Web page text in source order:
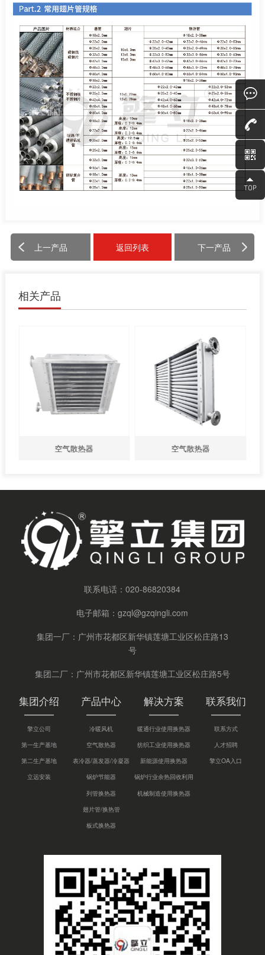
上一产品 返回列表 下一产品
相关产品
空气散热器 空气散热器
联系电话：020-86820384
电子邮箱：gzql@gzqingli.com
集团一厂：广州市花都区新华镇莲塘工业区松庄路13
号
集团二厂：广州市花都区新华镇莲塘工业区松庄路5号
集团介绍
擎立公司
第一生产基地
第二生产基地
立远安装
产品中心
冷暖风机
空气散热器
表冷器/蒸发器/冷凝器
锅炉节能器
列管换热器
翅片管/换热管
板式换热器
解决方案
暖通行业使用换热器
纺织工业使用换热器
新能源使用换热器
锅炉行业余热回收利用
机械制造使用换热器
联系我们
联系方式
人才招聘
擎立OA入口